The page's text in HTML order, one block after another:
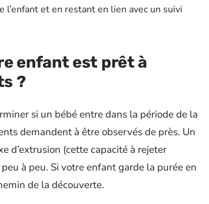
l’enfant et en restant en lien avec un suivi
enfant est prêt à
?
si un bébé entre dans la période de la
demandent à être observés de près. Un
d’extrusion (cette capacité à rejeter
à peu. Si votre enfant garde la purée en
de la découverte.